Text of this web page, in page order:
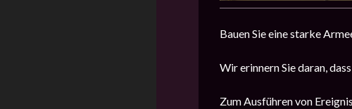
Bauen Sie eine starke
Wir erinnern Sie daran,
Zum Ausführen von